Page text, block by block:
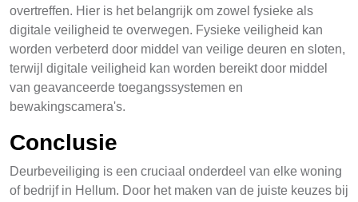
overtreffen. Hier is het belangrijk om zowel fysieke als
digitale veiligheid te overwegen. Fysieke veiligheid kan
worden verbeterd door middel van veilige deuren en sloten,
terwijl digitale veiligheid kan worden bereikt door middel
van geavanceerde toegangssystemen en
bewakingscamera's.
Conclusie
Deurbeveiliging is een cruciaal onderdeel van elke woning
of bedrijf in Hellum. Door het maken van de juiste keuzes bij